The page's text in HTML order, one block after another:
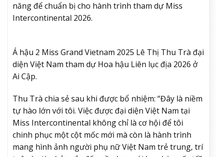
năng để chuẩn bị cho hành trình tham dự Miss
Intercontinental 2026.
Á hậu 2 Miss Grand Vietnam 2025 Lê Thị Thu Trà đại
diện Việt Nam tham dự Hoa hậu Liên lục địa 2026 ở
Ai Cập.
Thu Trà chia sẻ sau khi được bổ nhiệm: “Đây là niềm
tự hào lớn với tôi. Việc được đại diện Việt Nam tại
Miss Intercontinental không chỉ là cơ hội để tôi
chinh phục một cột mốc mới mà còn là hành trình
mang hình ảnh người phụ nữ Việt Nam trẻ trung, trí